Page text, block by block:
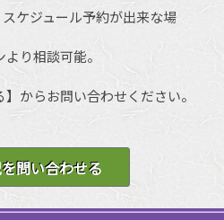
ケジュール予約が出来な場
り相談可能。
】からお問い合わせください。
問い合わせる